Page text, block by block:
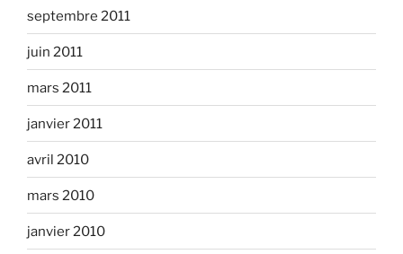
septembre 2011
juin 2011
mars 2011
janvier 2011
avril 2010
mars 2010
janvier 2010